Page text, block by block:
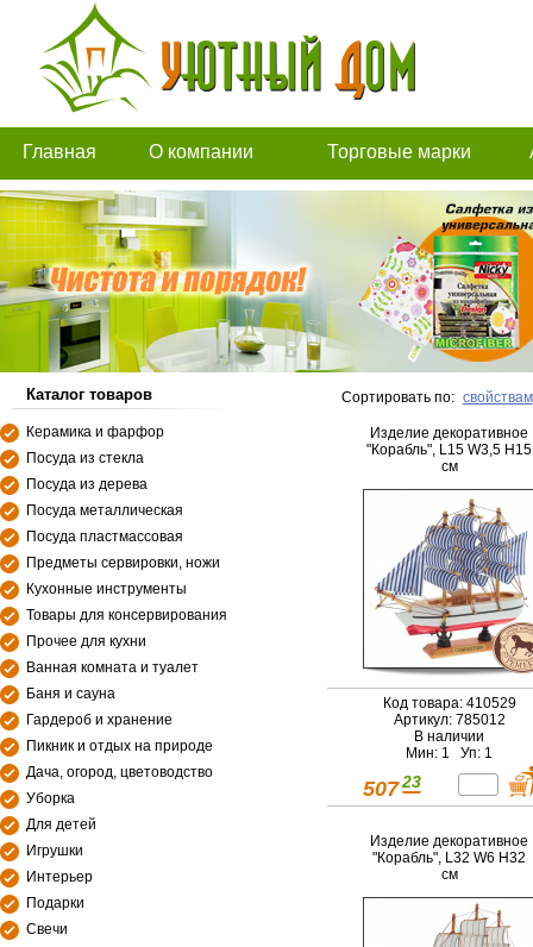
Главная О компании Торговые марки
Каталог товаров
Керамика и фарфор
Посуда из стекла
Посуда из дерева
Посуда металлическая
Посуда пластмассовая
Предметы сервировки, ножи
Кухонные инструменты
Товары для консервирования
Прочее для кухни
Ванная комната и туалет
Баня и сауна
Гардероб и хранение
Пикник и отдых на природе
Дача, огород, цветоводство
Уборка
Для детей
Игрушки
Интерьер
Подарки
Свечи
Сортировать по: свойствам
Изделие декоративное
"Корабль", L15 W3,5 H15
см
Код товара: 410529
Артикул: 785012
В наличии
Мин: 1 Уп: 1
507 23
Изделие декоративное
"Корабль", L32 W6 H32
см